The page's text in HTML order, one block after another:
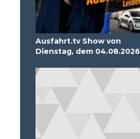
Ausfahrt.tv Show von
Dienstag, dem 04.08.2026